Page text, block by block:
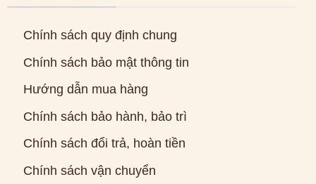
Chính sách quy định chung
Chính sách bảo mật thông tin
Hướng dẫn mua hàng
Chính sách bảo hành, bảo trì
Chính sách đổi trả, hoàn tiền
Chính sách vận chuyển